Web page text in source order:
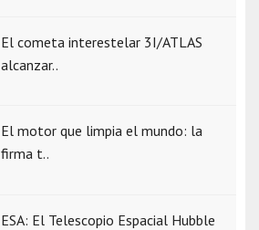
El cometa interestelar 3I/ATLAS
alcanzar..
El motor que limpia el mundo: la
firma t..
ESA: El Telescopio Espacial Hubble